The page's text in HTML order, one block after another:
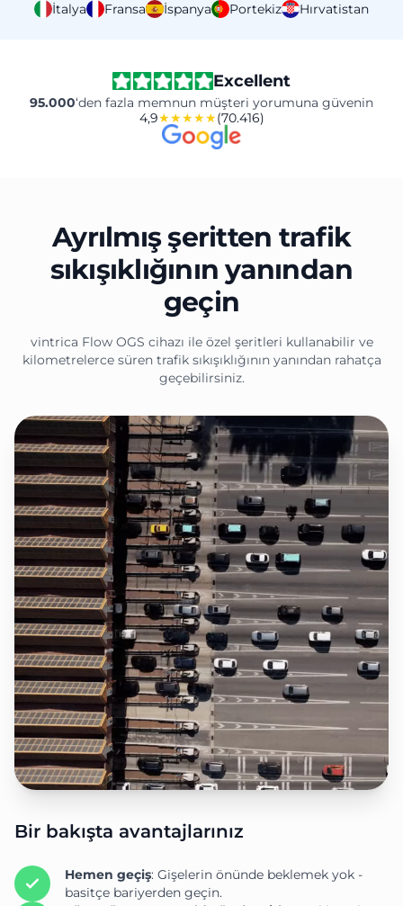
İtalya Fransa İspanya Portekiz Hırvatistan
Excellent
95.000‘den fazla memnun müşteri yorumuna güvenin
4,9★★★★★(70.416)
Ayrılmış şeritten trafik
sıkışıklığının yanından
geçin
vintrica Flow OGS cihazı ile özel şeritleri kullanabilir ve
kilometrelerce süren trafik sıkışıklığının yanından rahatça
geçebilirsiniz.
Bir bakışta avantajlarınız
Hemen geçiş: Gişelerin önünde beklemek yok -
basitçe bariyerden geçin.